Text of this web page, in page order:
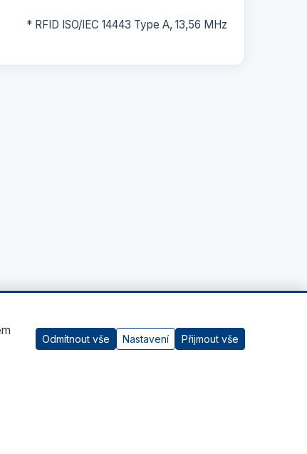
* RFID ISO/IEC 14443 Type A, 13,56 MHz
AI asistent
Odmítnout vše Nastavení Přijmout vše